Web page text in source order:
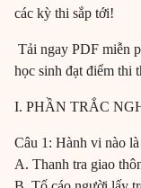
các kỳ thi sắp tới!
Tải ngay PDF miễn
học sinh đạt điểm thi
I. PHẦN TRẮC
Câu 1: Hành vi nào
A. Thanh tra giao